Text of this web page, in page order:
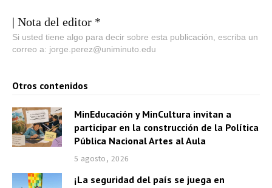
| Nota del editor *
Si usted tiene algo para decir sobre esta publicación, escriba un
correo a: jorge.perez@uniminuto.edu
Otros contenidos
MinEducación y MinCultura invitan a
participar en la construcción de la Política
Pública Nacional Artes al Aula
5 agosto, 2026
¡La seguridad del país se juega en